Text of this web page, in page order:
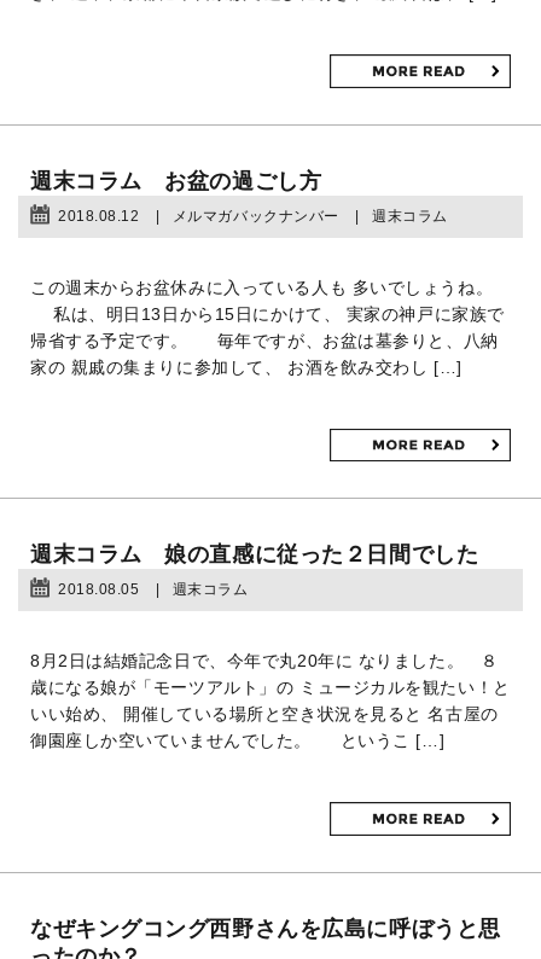
週末コラム お盆の過ごし方
2018.08.12 メルマガバックナンバー 週末コラム
この週末からお盆休みに入っている人も 多いでしょうね。
私は、明日13日から15日にかけて、 実家の神戸に家族で
帰省する予定です。 毎年ですが、お盆は墓参りと、八納
家の 親戚の集まりに参加して、 お酒を飲み交わし […]
週末コラム 娘の直感に従った２日間でした
2018.08.05 週末コラム
8月2日は結婚記念日で、今年で丸20年に なりました。 ８
歳になる娘が「モーツアルト」の ミュージカルを観たい！と
いい始め、 開催している場所と空き状況を見ると 名古屋の
御園座しか空いていませんでした。 というこ […]
なぜキングコング西野さんを広島に呼ぼうと思